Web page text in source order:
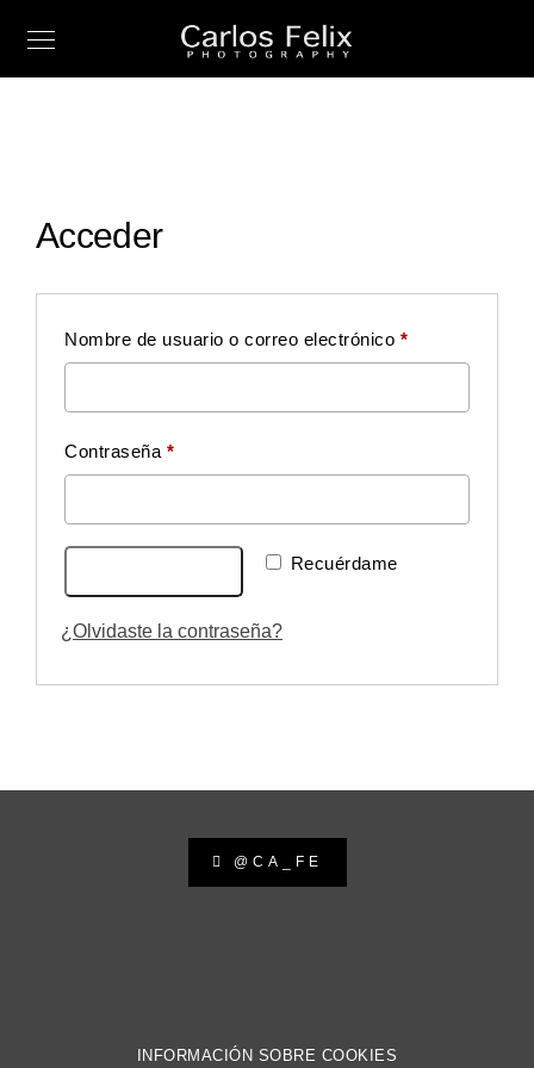
Acceder
Nombre de usuario o correo electrónico *Obligatorio
Contraseña *Obligatorio
Recuérdame
¿Olvidaste la contraseña?
@CA_FE
INFORMACIÓN SOBRE COOKIES